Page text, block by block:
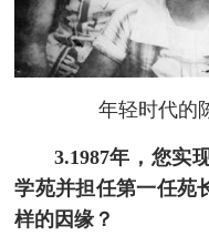
年轻时代的
3.1987年，您实
学苑并担任第一任苑
样的因缘？